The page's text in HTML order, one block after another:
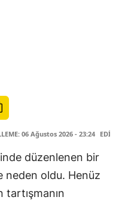
06 Ağustos 2026 - 23:24
düzenlenen bir
neden oldu. Henüz